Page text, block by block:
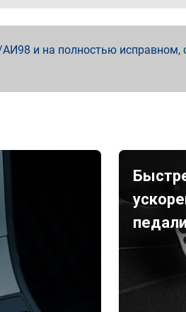
и на полностью